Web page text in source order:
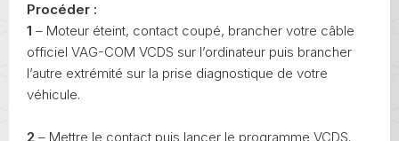
Procéder :
1 – Moteur éteint, contact coupé, brancher votre câble
officiel VAG-COM VCDS sur l’ordinateur puis brancher
l’autre extrémité sur la prise diagnostique de votre
véhicule.
2 – Mettre le contact puis lancer le programme VCDS.